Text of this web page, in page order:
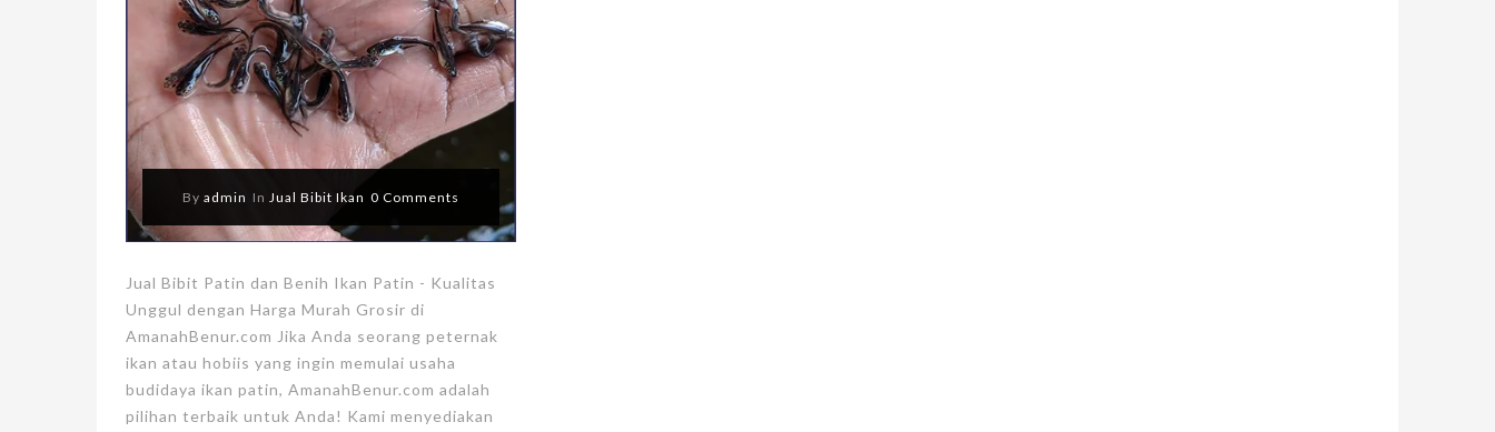
Byadmin In Jual Bibit Ikan 0 Comments
Jual Bibit Patin dan Benih Ikan Patin - Kualitas
Unggul dengan Harga Murah Grosir di
AmanahBenur.com Jika Anda seorang peternak
ikan atau hobiis yang ingin memulai usaha
budidaya ikan patin, AmanahBenur.com adalah
pilihan terbaik untuk Anda! Kami menyediakan